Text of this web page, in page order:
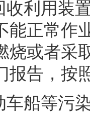
利用装
能正常作
烧或者采
报告，按
船等污